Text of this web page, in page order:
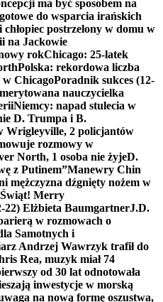
ma być sposobem na
do wsparcia irańskich
postrzelony w domu w
na Jackowie
rokChicago: 25-latek
Polska: rekordowa liczba
w ChicagoPoradnik sukces (12-
nauczycielka
Niemcy: napad stulecia w
D. Trumpa i B.
Wrigleyville, 2 policjantów
rozmowy w
North, 1 osoba nie żyjeD.
z Putinem”Manewry Chin
mężczyzna dźgnięty nożem w
Świąt! Merry
22) Elżbieta BaumgartnerJ.D.
w rozmowach o
Samotnych i
Andrzej Wawrzyk trafił do
Rea, muzyk miał 74
od 30 lat odnotowała
inwestycje w morską
na nową formę oszustwa,